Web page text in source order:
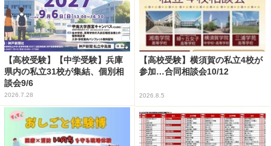
【高校受験】【中学受験】兵庫
県内の私立31校が集結、個別相
談会9/6
2026.7.28
【高校受験】横須賀の私立4校が
参加…合同相談会10/12
2026.8.5